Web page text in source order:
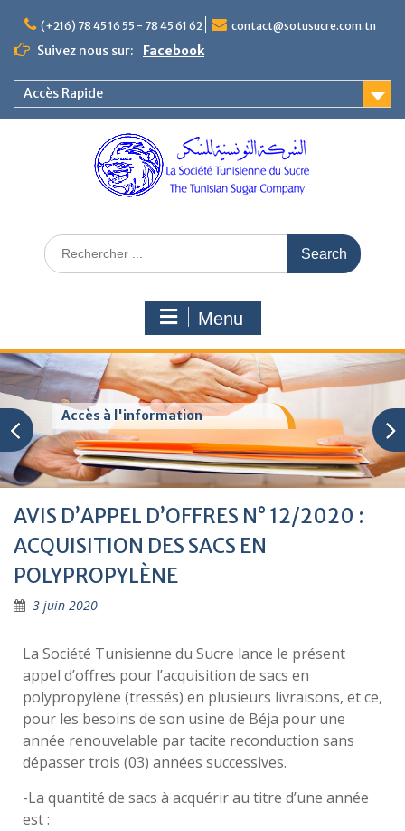
(+216) 78 45 16 55 - 78 45 61 62 contact@sotusucre.com.tn
Suivez nous sur: Facebook
Accès Rapide
Menu
Accès à l'information
AVIS D’APPEL D’OFFRES N° 12/2020 :
ACQUISITION DES SACS EN
POLYPROPYLÈNE
3 juin 2020
La Société Tunisienne du Sucre lance le présent
appel d’offres pour l’acquisition de sacs en
polypropylène (tressés) en plusieurs livraisons, et ce,
pour les besoins de son usine de Béja pour une
année renouvelable par tacite reconduction sans
dépasser trois (03) années successives.
-La quantité de sacs à acquérir au titre d’une année
est :